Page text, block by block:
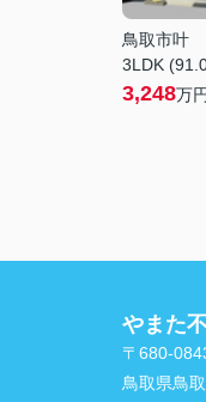
鳥取市叶
3LDK
3,248万円
やまた
〒680-
鳥取県鳥